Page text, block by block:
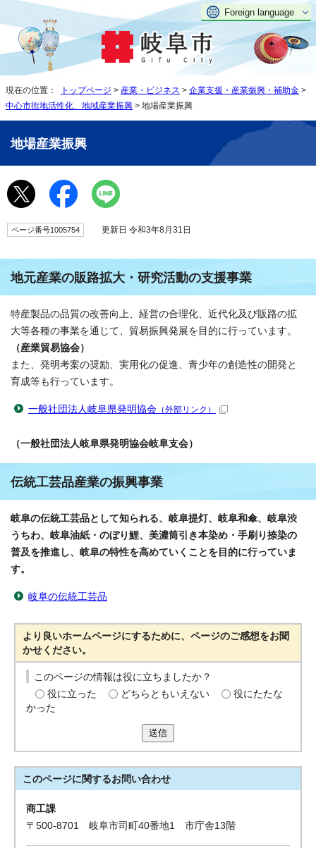
Foreign language
現在の位置： トップページ > 産業・ビジネス > 企業支援・産業振興・補助金 >
中心市街地活性化、地域産業振興 > 地場産業振興
地場産業振興
ページ番号1005754 更新日 令和3年8月31日
地元産業の販路拡大・研究活動の支援事業
特産製品の品質の改善向上、経営の合理化、近代化及び販路の拡
大等各種の事業を通じて、貿易振興発展を目的に行っています。
（産業貿易協会）
また、発明考案の奨励、実用化の促進、青少年の創造性の開発と
育成等も行っています。
一般社団法人岐阜県発明協会 （外部リンク）
（一般社団法人岐阜県発明協会岐阜支会）
伝統工芸品産業の振興事業
岐阜の伝統工芸品として知られる、岐阜提灯、岐阜和傘、岐阜渋
うちわ、岐阜油紙・のぼり鯉、美濃筒引き本染め・手刷り捺染の
普及を推進し、岐阜の特性を高めていくことを目的に行っていま
す。
岐阜の伝統工芸品
より良いホームページにするために、ページのご感想をお聞
かせください。
このページの情報は役に立ちましたか？
役に立った
どちらともいえない
役にたたな
かった
送信
このページに関するお問い合わせ
商工課
〒500-8701 岐阜市司町40番地1 市庁舎13階